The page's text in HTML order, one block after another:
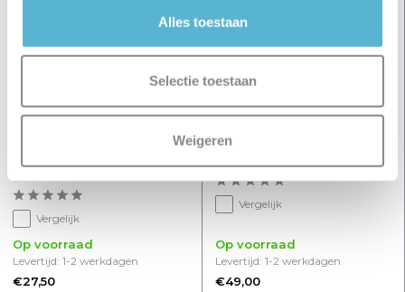
Alles toestaan
Selectie toestaan
Weigeren
railsysteem beige
Vergelijk
Op voorraad
Levertijd: 1-2 werkdagen
€27,50
Railspot Trackline Oliver
Vergelijk
Op voorraad
Levertijd: 1-2 werkdagen
€49,00